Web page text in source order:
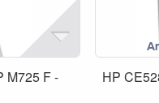
M725 F - HP